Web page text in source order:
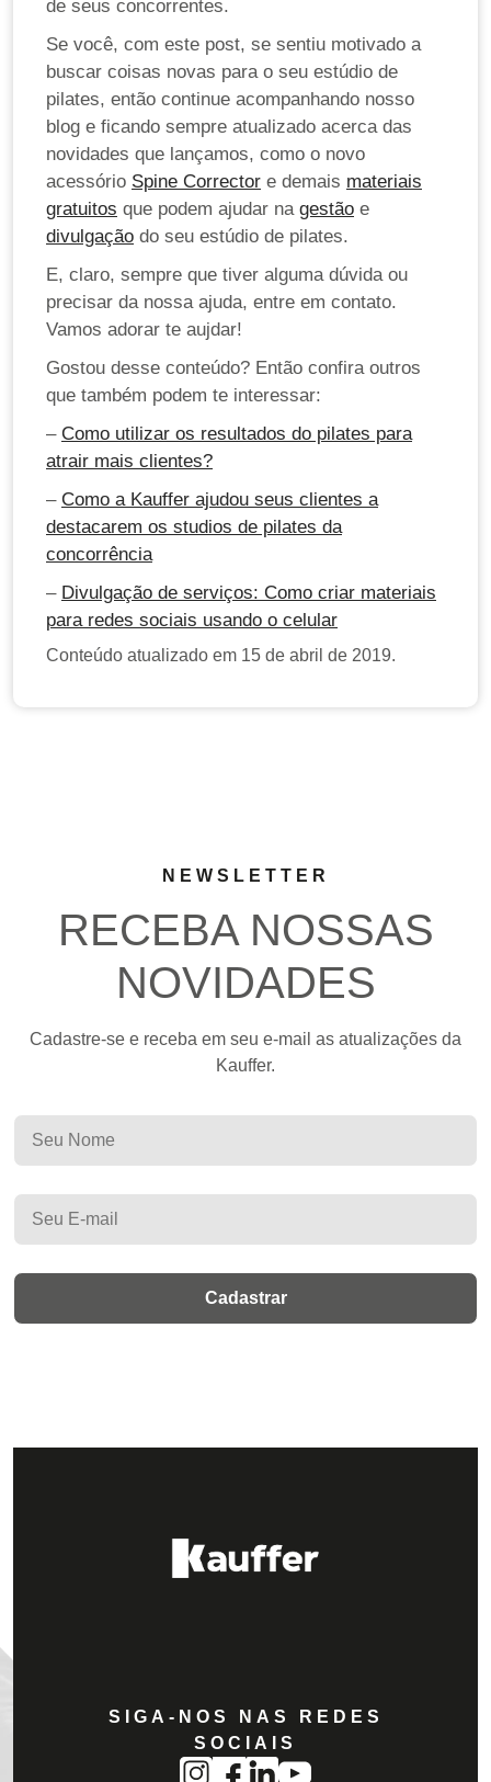
de seus concorrentes.
Se você, com este post, se sentiu motivado a
buscar coisas novas para o seu estúdio de
pilates, então continue acompanhando nosso
blog e ficando sempre atualizado acerca das
novidades que lançamos, como o novo
acessório Spine Corrector e demais materiais
gratuitos que podem ajudar na gestão e
divulgação do seu estúdio de pilates.
E, claro, sempre que tiver alguma dúvida ou
precisar da nossa ajuda, entre em contato.
Vamos adorar te aujdar!
Gostou desse conteúdo? Então confira outros
que também podem te interessar:
– Como utilizar os resultados do pilates para
atrair mais clientes?
– Como a Kauffer ajudou seus clientes a
destacarem os studios de pilates da
concorrência
– Divulgação de serviços: Como criar materiais
para redes sociais usando o celular
Conteúdo atualizado em 15 de abril de 2019.
NEWSLETTER
RECEBA NOSSAS
NOVIDADES
Cadastre-se e receba em seu e-mail as atualizações da
Kauffer.
SIGA-NOS NAS REDES
SOCIAIS